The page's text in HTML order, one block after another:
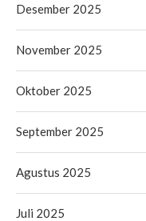
Desember 2025
November 2025
Oktober 2025
September 2025
Agustus 2025
Juli 2025